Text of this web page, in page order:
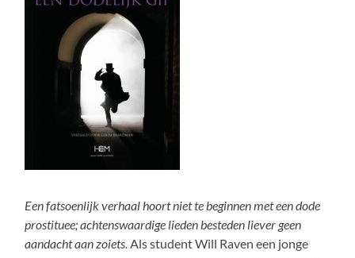
Een fatsoenlijk verhaal hoort niet te beginnen met een dode
prostituee; achtenswaardige lieden besteden liever geen
aandacht aan zoiets.Als student Will Raven een jonge